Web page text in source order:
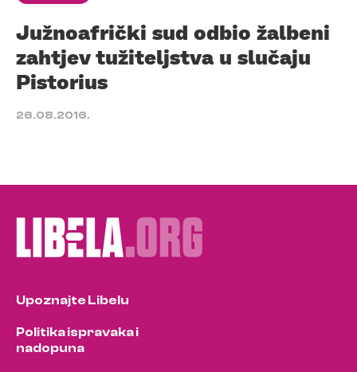
Južnoafrički sud odbio žalbeni
zahtjev tužiteljstva u slučaju
Pistorius
26.08.2016.
Upoznajte Libelu
Politika ispravaka i
nadopuna